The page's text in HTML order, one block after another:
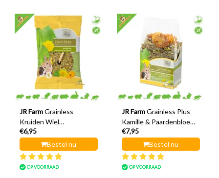
JR Farm Grainless
Kruiden Wiel
Paardenbloem &
Goudsbloem
€6,95
Bestel nu
OP VOORRAAD
JR Farm Grainless Plus
Kamille & Paardenbloem
Relax 100 gram
€7,95
Bestel nu
OP VOORRAAD